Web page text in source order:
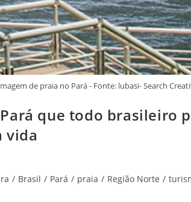
de praia no Pará - Fonte: lubasi- Search
que todo brasileiro
vida
/ Brasil / Pará / praia / Região Norte /